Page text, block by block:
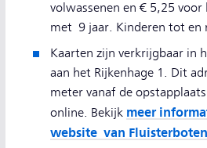
volwassenen en € 5,25
met 9 jaar. Kinderen tot en
Kaarten zijn verkrijgbaar in
aan het Rijkenhage 1. Dit
meter vanaf de
online. Bekijk meer
website van